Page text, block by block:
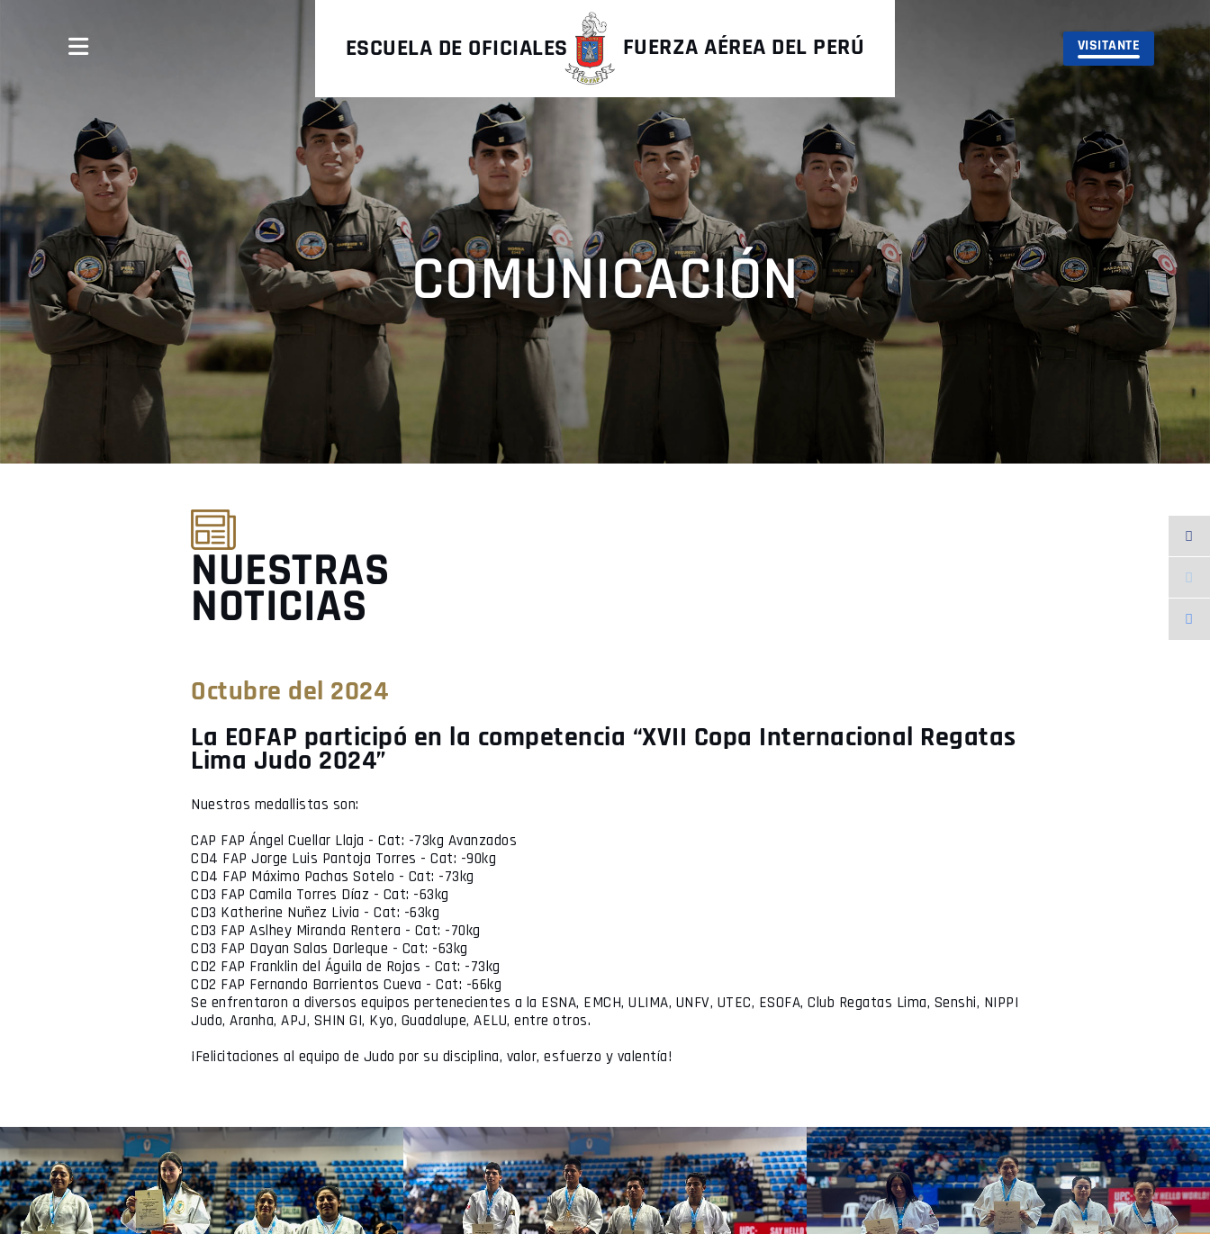
ESCUELA DE OFICIALES FUERZA AÉREA DEL PERÚ VISITANTE
COMUNICACIÓN
NUESTRAS
NOTICIAS
Octubre del 2024
La EOFAP participó en la competencia “XVII Copa Internacional Regatas
Lima Judo 2024”
Nuestros medallistas son:
CAP FAP Ángel Cuellar Llaja - Cat: -73kg Avanzados
CD4 FAP Jorge Luis Pantoja Torres - Cat: -90kg
CD4 FAP Máximo Pachas Sotelo - Cat: -73kg
CD3 FAP Camila Torres Díaz - Cat: -63kg
CD3 Katherine Nuñez Livia - Cat: -63kg
CD3 FAP Aslhey Miranda Rentera - Cat: -70kg
CD3 FAP Dayan Salas Darleque - Cat: -63kg
CD2 FAP Franklin del Águila de Rojas - Cat: -73kg
CD2 FAP Fernando Barrientos Cueva - Cat: -66kg
Se enfrentaron a diversos equipos pertenecientes a la ESNA, EMCH, ULIMA, UNFV, UTEC, ESOFA, Club Regatas Lima, Senshi, NIPPI
Judo, Aranha, APJ, SHIN GI, Kyo, Guadalupe, AELU, entre otros.
¡Felicitaciones al equipo de Judo por su disciplina, valor, esfuerzo y valentía!